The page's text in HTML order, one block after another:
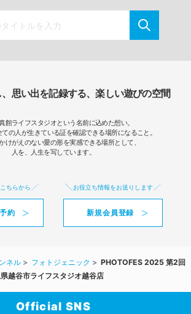
思い出を記録する、楽しい遊びの空間
館ライフスタジオという名前に込めた想い。
の人が生きている証を確認できる場所になること。
けがえのない愛の形を実感できる場所として、
人を、人生を写しています。
ちらから
約
お役立ち情報をお送りします
新規会員登録
ネル フォトジェニック
PHOTOFES 2025 第2回
越谷市ライフスタジオ越谷店
Official SNS